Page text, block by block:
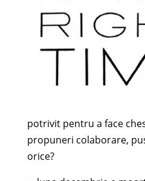
potrivit pentru a face
propuneri colaborare,
orice?